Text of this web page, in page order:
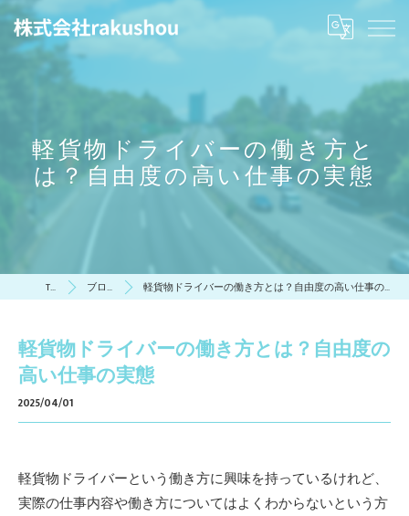
軽貨物ドライバーの働き方と
は？自由度の高い仕事の実態
TOP ブログ 軽貨物ドライバーの働き方とは？自由度の高い仕事の実態
軽貨物ドライバーの働き方とは？自由度の
高い仕事の実態
2025/04/01
軽貨物ドライバーという働き方に興味を持っているけれど、
実際の仕事内容や働き方についてはよくわからないという方